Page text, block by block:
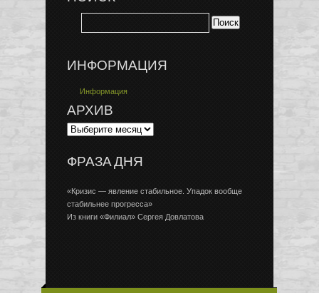
ИНФОРМАЦИЯ
Информация
АРХИВ
ФРАЗА ДНЯ
«Кризис — явление стабильное. Упадок вообще
стабильнее прогресса»
Из книги «Филиал» Сергея Довлатова